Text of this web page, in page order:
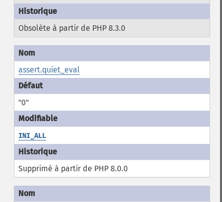
Obsolète à partir de PHP 8.3.0
assert.quiet_eval
"0"
INI_ALL
Supprimé à partir de PHP 8.0.0